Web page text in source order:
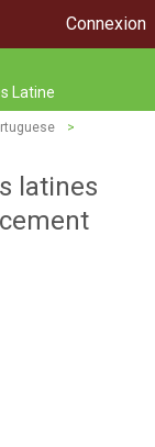
Connexion
Latine
>
latines